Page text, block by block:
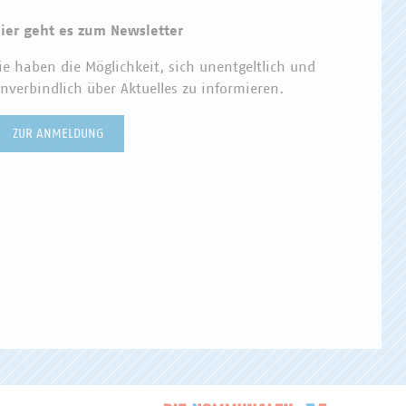
geht es zum Newsletter
haben die Möglichkeit, sich unentgeltlich und
über Aktuelles zu informieren.
ZUR ANMELDUNG